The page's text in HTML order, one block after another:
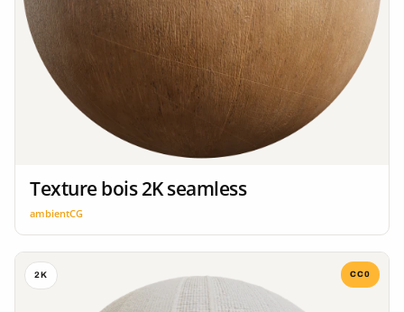
Texture bois 2K seamless
ambientCG
2K CC0